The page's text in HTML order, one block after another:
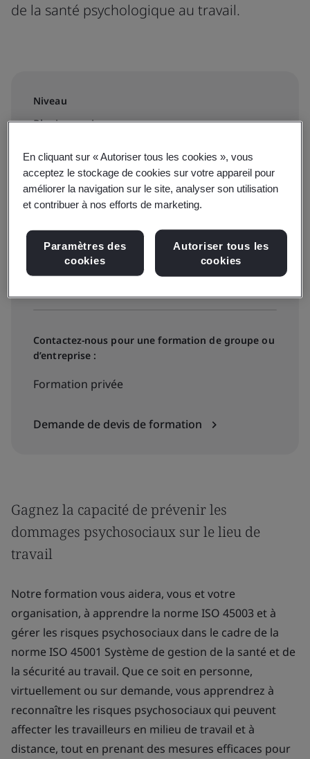
de la santé psychologique au travail.
Niveau
Plusieurs niveaux
Inscrivez-vous à notre marché d’apprentissage:
Formation publique
Voir tous les cours sur la norme ISO
45003
Contactez-nous pour une formation de groupe ou
d’entreprise :
Formation privée
Demande de devis de formation
Gagnez la capacité de prévenir les
dommages psychosociaux sur le lieu de
travail
Notre formation vous aidera, vous et votre
organisation, à apprendre la norme ISO 45003 et à
gérer les risques psychosociaux dans le cadre de la
norme ISO 45001 Système de gestion de la santé et de
la sécurité au travail. Que ce soit en personne,
virtuellement ou sur demande, vous apprendrez à
reconnaître les risques psychosociaux qui peuvent
affecter les travailleurs en milieu de travail et à
distance, tout en prenant des mesures efficaces pour
En cliquant sur « Autoriser tous les cookies », vous
acceptez le stockage de cookies sur votre appareil pour
améliorer la navigation sur le site, analyser son utilisation
et contribuer à nos efforts de marketing.
Paramètres des
cookies
Autoriser tous les
cookies